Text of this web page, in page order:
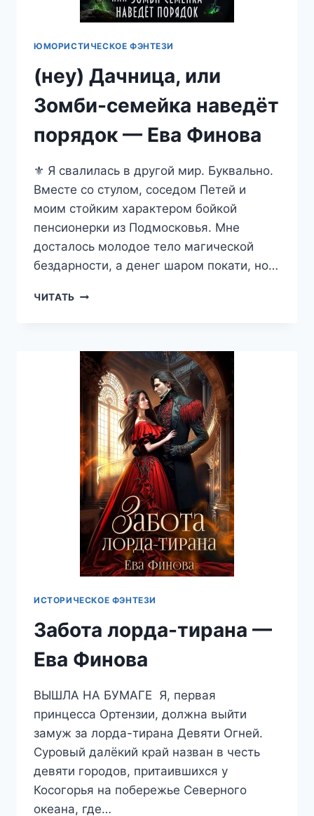
ЮМОРИСТИЧЕСКОЕ ФЭНТЕЗИ
(неу) Дачница, или
Зомби-семейка наведёт
порядок — Ева Финова
⚜️ Я свалилась в другой мир. Буквально.
Вместе со стулом, соседом Петей и
моим стойким характером бойкой
пенсионерки из Подмосковья. Мне
досталось молодое тело магической
бездарности, а денег шаром покати, но…
ЧИТАТЬ (НЕУ)
СЕМЕЙКА
НАВЕДЁТ
ПОРЯДОК
ЕВА
ФИНОВА
ИСТОРИЧЕСКОЕ ФЭНТЕЗИ
Забота лорда-тирана —
Ева Финова
ВЫШЛА НА БУМАГЕ Я, первая
принцесса Ортензии, должна выйти
замуж за лорда-тирана Девяти Огней.
Суровый далёкий край назван в честь
девяти городов, притаившихся у
Косогорья на побережье Северного
океана, где…